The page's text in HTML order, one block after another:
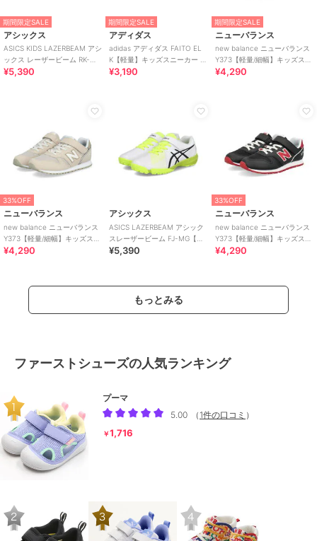
期間限定SALE
アシックス
ASICS KIDS LAZERBEAM アシ
ックス レーザービーム RK-
MG【軽量】
¥5,390
期間限定SALE
アディダス
adidas アディダス FAITO EL
K【軽量】キッズスニーカー 運
動会
¥3,190
期間限定SALE
ニューバランス
new balance ニューバランス
Y373【軽量/細幅】キッズスニ
ーカー 子供靴
¥4,290
33%OFF
ニューバランス
new balance ニューバランス
Y373【軽量/細幅】キッズスニ
ーカー 子供靴
¥4,290
アシックス
ASICS LAZERBEAM アシック
スレーザービーム FJ-MG【軽
量】サッカーテイストモデル
¥5,390
33%OFF
ニューバランス
new balance ニューバランス
Y373【軽量/細幅】キッズスニ
ーカー 子供靴
¥4,290
もっとみる
ファーストシューズの人気ランキング
プーマ
5.00
（ 1件の口コミ ）
￥1,716